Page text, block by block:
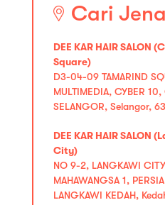
Cari
DEE KAR HAIR SALON
Square)
D3-04-09 TAMARIND
MULTIMEDIA, CYBER 10,
SELANGOR, Selangor,
DEE KAR HAIR SALON
City)
NO 9-2, LANGKAWI
MAHAWANGSA 1,
LANGKAWI KEDAH,